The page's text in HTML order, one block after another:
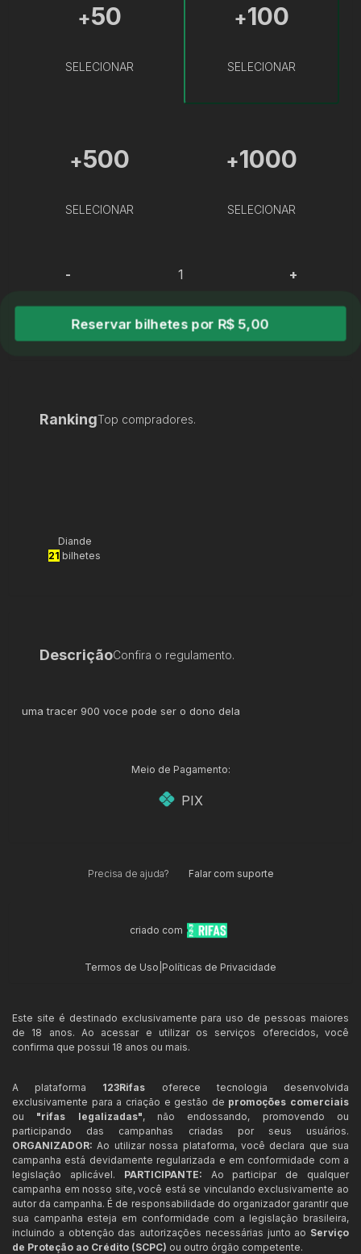
+50
SELECIONAR
+100
SELECIONAR
+500
SELECIONAR
+1000
SELECIONAR
- +
Reservar bilhetes por R$ 5,00
RankingTop compradores.
Diande
21 bilhetes
DescriçãoConfira o regulamento.
uma tracer 900 voce pode ser o dono dela
Meio de Pagamento:
PIX
Precisa de ajuda? Falar com suporte
criado com
Termos de Uso Políticas de Privacidade
Este site é destinado exclusivamente para uso de pessoas maiores
de 18 anos. Ao acessar e utilizar os serviços oferecidos, você
confirma que possui 18 anos ou mais.
A plataforma 123Rifas oferece tecnologia desenvolvida
exclusivamente para a criação e gestão de promoções comerciais
ou "rifas legalizadas", não endossando, promovendo ou
participando das campanhas criadas por seus usuários.
ORGANIZADOR: Ao utilizar nossa plataforma, você declara que sua
campanha está devidamente regularizada e em conformidade com a
legislação aplicável. PARTICIPANTE: Ao participar de qualquer
campanha em nosso site, você está se vinculando exclusivamente ao
autor da campanha. É de responsabilidade do organizador garantir que
sua campanha esteja em conformidade com a legislação brasileira,
incluindo a obtenção das autorizações necessárias junto ao Serviço
de Proteção ao Crédito (SCPC) ou outro órgão competente.